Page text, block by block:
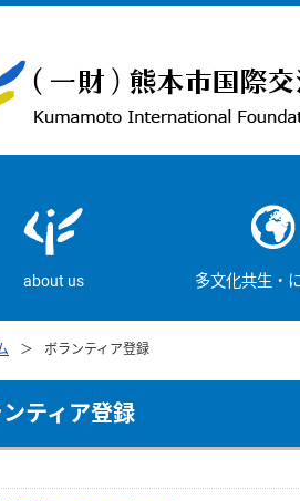
about us 多文化共生・
ボランティア登録
ティア登録